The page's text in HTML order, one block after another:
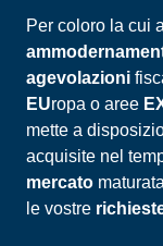
Per coloro la cui
a
agevolazioni
EUropa o aree
mette a
acquisite nel
mercato
le vostre